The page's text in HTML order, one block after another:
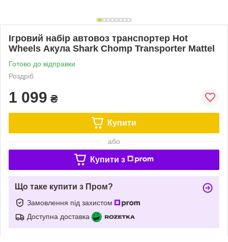
Ігровий набір автовоз транспортер Hot
Wheels Акула Shark Chomp Transporter Mattel
Готово до відправки
Роздріб
1 099 ₴
Купити
або
Купити з
Що таке купити з Пром?
Замовлення під захистом
Доступна доставка